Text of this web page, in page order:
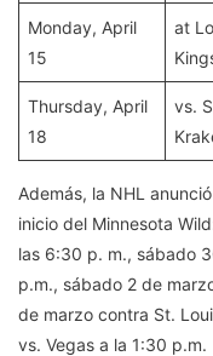
Monday, April
15
at
Thursday, April
18
vs.
Además, la NHL
inicio del Minnesota
las 6:30 p. m., sábado
p.m., sábado 2 de
de marzo contra St.
vs. Vegas a la 1:30 p.m.